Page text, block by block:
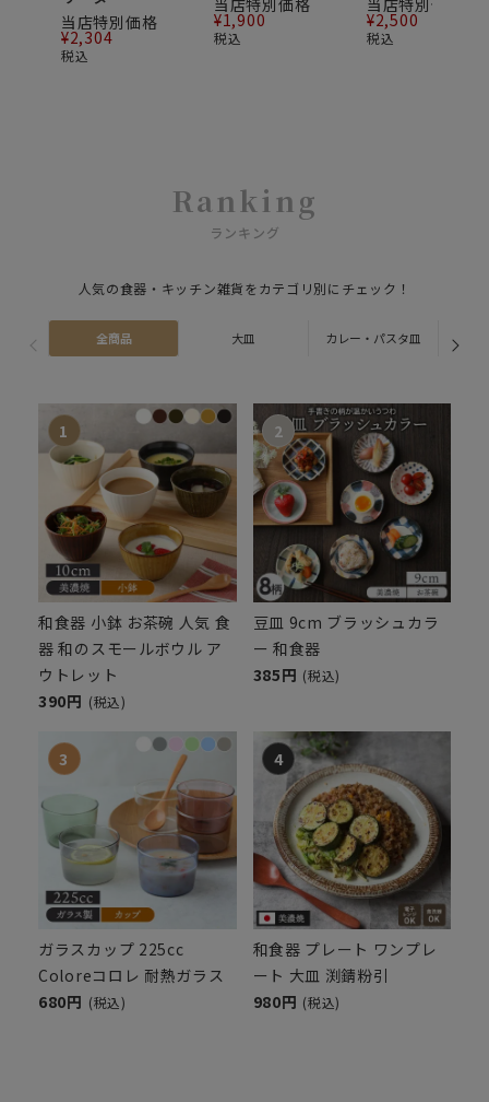
当店特別価格
¥2,304
税込
当店特別価格
¥1,900
税込
当店特別価格
¥2,500
税込
Ranking
ランキング
人気の食器・キッチン雑貨をカテゴリ別にチェック！
全商品 大皿 カレー・パスタ皿
和食器 小鉢 お茶碗 人気 食
器 和のスモールボウル ア
ウトレット
390円 (税込)
豆皿 9cm ブラッシュカラ
ー 和食器
385円 (税込)
ガラスカップ 225cc
Coloreコロレ 耐熱ガラス
680円 (税込)
和食器 プレート ワンプレ
ート 大皿 渕錆粉引
980円 (税込)